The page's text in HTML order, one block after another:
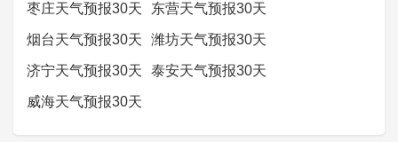
枣庄天气预报30天 东营天气预报30天
烟台天气预报30天 潍坊天气预报30天
济宁天气预报30天 泰安天气预报30天
威海天气预报30天